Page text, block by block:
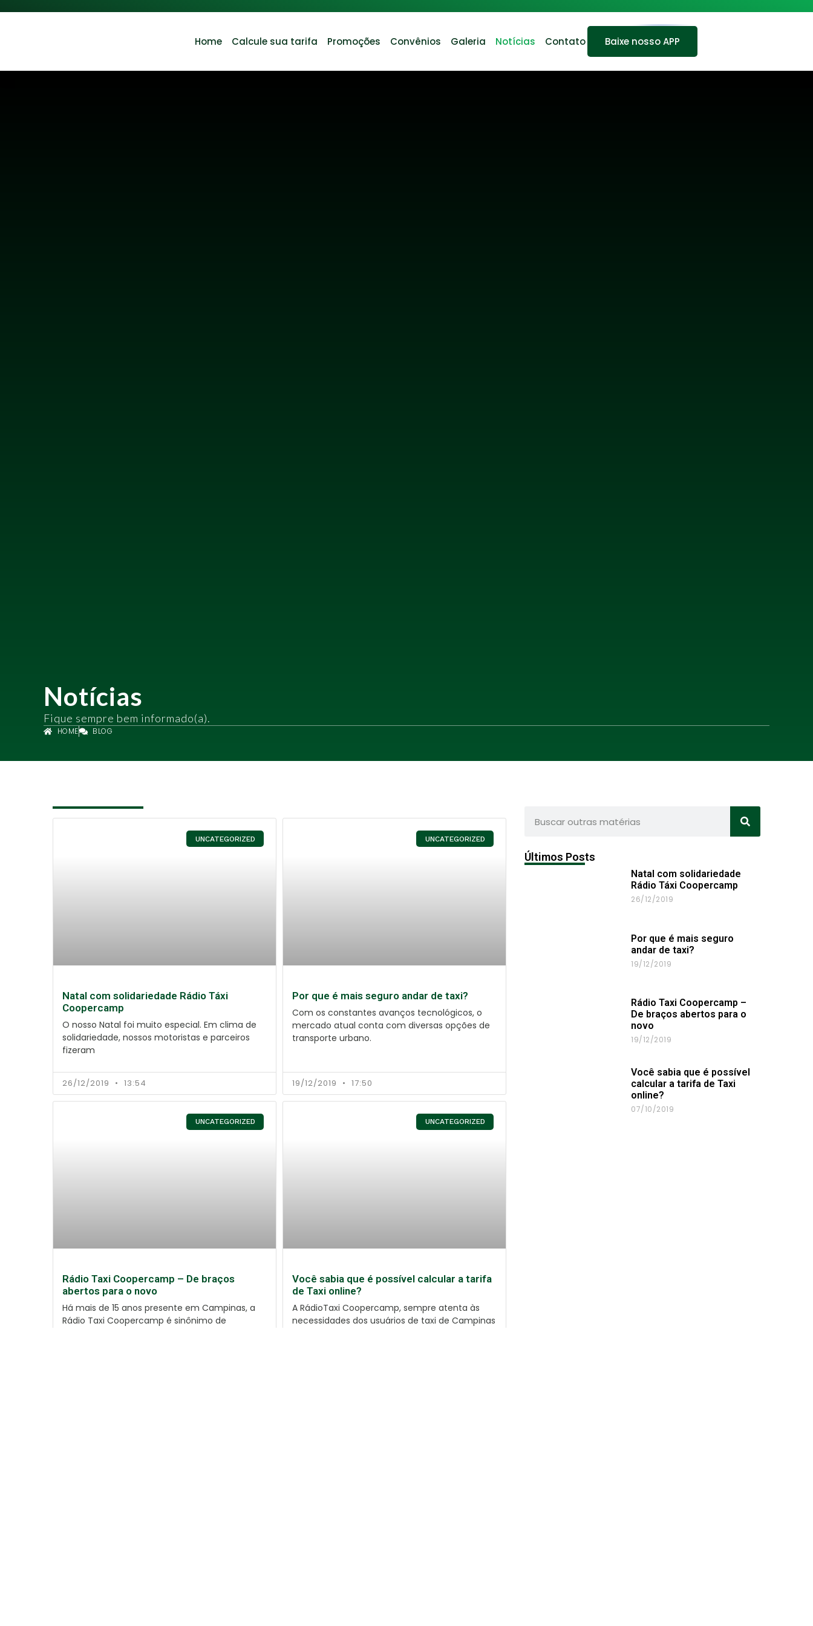
Home Calcule sua tarifa Promoções Convênios Galeria Notícias Contato Baixe nosso APP
Notícias
Fique sempre bem informado(a).
HOME BLOG
UNCATEGORIZED
Natal com solidariedade Rádio Táxi
Coopercamp
O nosso Natal foi muito especial. Em clima de
solidariedade, nossos motoristas e parceiros
fizeram
26/12/2019 13:54
UNCATEGORIZED
Por que é mais seguro andar de taxi?
Com os constantes avanços tecnológicos, o
mercado atual conta com diversas opções de
transporte urbano.
19/12/2019 17:50
UNCATEGORIZED
Rádio Taxi Coopercamp – De braços
abertos para o novo
Há mais de 15 anos presente em Campinas, a
Rádio Taxi Coopercamp é sinônimo de
UNCATEGORIZED
Você sabia que é possível calcular a tarifa
de Taxi online?
A RádioTaxi Coopercamp, sempre atenta às
necessidades dos usuários de taxi de Campinas
Últimos Posts
Natal com solidariedade
Rádio Táxi Coopercamp
26/12/2019
Por que é mais seguro
andar de taxi?
19/12/2019
Rádio Taxi Coopercamp –
De braços abertos para o
novo
19/12/2019
Você sabia que é possível
calcular a tarifa de Taxi
online?
07/10/2019